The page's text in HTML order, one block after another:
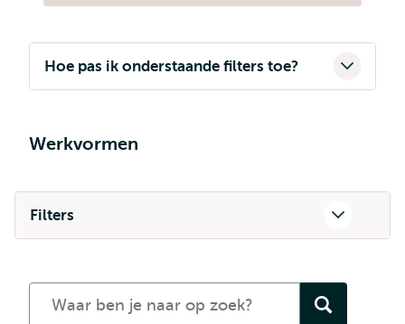
Hoe pas ik onderstaande filters toe?
Werkvormen
Filters
naar